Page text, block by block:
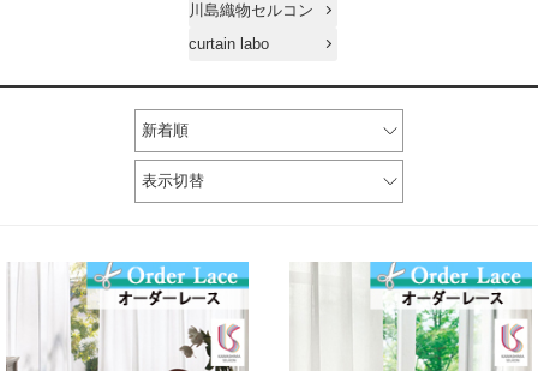
川島織物セルコン
curtain labo
新着順
表示切替